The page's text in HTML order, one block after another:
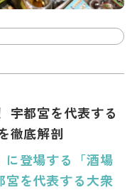
宇都宮を代表する
徹底解剖
に登場する「酒場
宮を代表する大衆